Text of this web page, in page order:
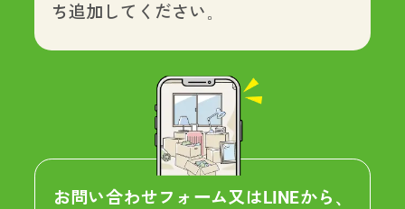
ち追加してください。
お問い合わせフォーム又はLINEから、